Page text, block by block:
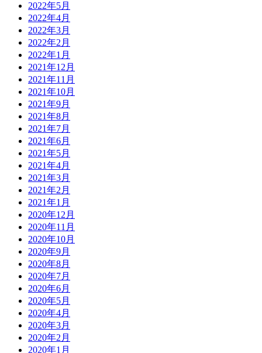
2022年5月
2022年4月
2022年3月
2022年2月
2022年1月
2021年12月
2021年11月
2021年10月
2021年9月
2021年8月
2021年7月
2021年6月
2021年5月
2021年4月
2021年3月
2021年2月
2021年1月
2020年12月
2020年11月
2020年10月
2020年9月
2020年8月
2020年7月
2020年6月
2020年5月
2020年4月
2020年3月
2020年2月
2020年1月